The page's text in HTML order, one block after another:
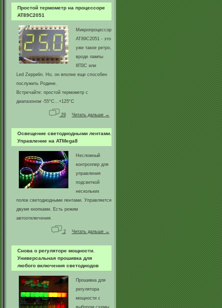
Простой термометр на процессоре
AT89C2051
Микропроцессор
AT89C2051 - это
уже такое ретро,
вроде лампы
6П3С или
Led Zeppelin. Но, он вполне еще способен
послужить Родине.
Встречайте: простой термометр с
диапазоном -55°C…+125°C
29 Читать дальше →
Освещение светодиодными лентами.
Управление на ATMega8
Несложный
контроллер для
управления
подсветкой
нескольких
полок светодиодными лентами. Управляется
двумя кнопками. Есть режим
автоотключения.
2 Читать дальше →
Снова о регуляторе мощности.
Универсальная прошивка для
любого включения светодиодов
Прошивка для
регулятора
мощности с
выбором схемы